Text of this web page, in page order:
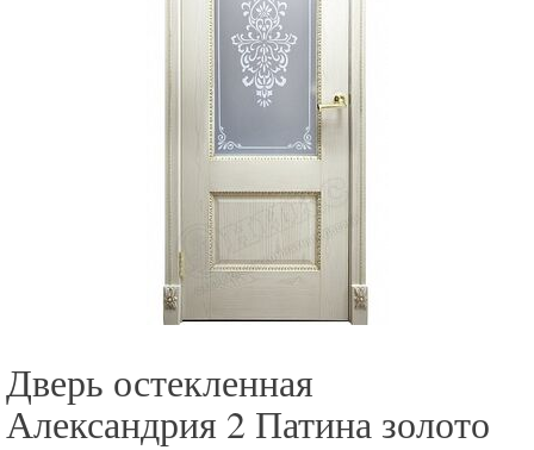
Дверь остекленная
Александрия 2 Патина золото